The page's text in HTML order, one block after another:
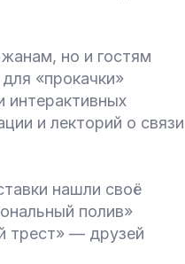
но и гостям
«прокачки»
и лекторий о связи
нашли своё
полив»
трест» — друзей